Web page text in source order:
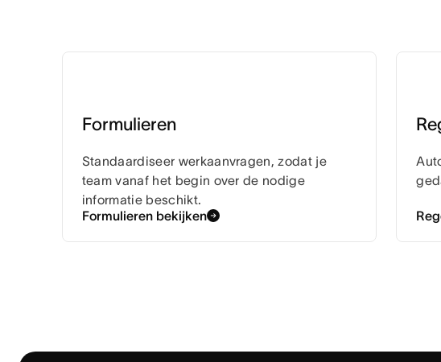
Formulieren
Standaardiseer werkaanvragen, zodat je
team vanaf het begin over de nodige
informatie beschikt.
Formulieren bekijken